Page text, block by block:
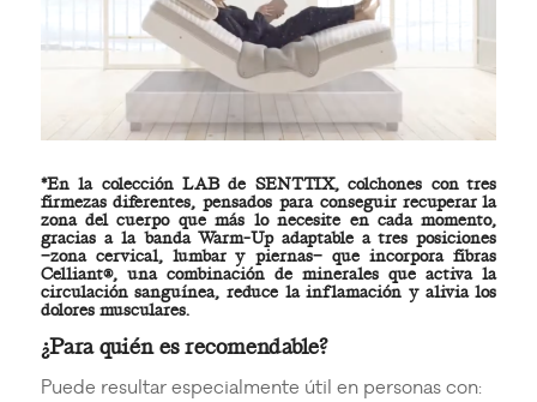
*En la colección LAB de SENTTIX,colchones con tres
firmezas diferentes, pensados para conseguir recuperar la
zona del cuerpo que más lo necesite en cada momento,
gracias a la banda Warm-Up adaptable a tres posiciones
−zona cervical, lumbar y piernas− que incorpora fibras
Celliant®, una combinación de minerales que activa la
circulación sanguínea, reduce la inflamación y alivia los
dolores musculares.
¿Para quién es recomendable?
Puede resultar especialmente útil en personas con: